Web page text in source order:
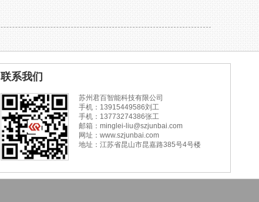
联系我们
苏州君百智能科技有限公司
手机：13915449586刘工
手机：13773274386张工
邮箱：minglei-liu@szjunbai.com
网址：www.szjunbai.com
地址：江苏省昆山市昆嘉路385号4号楼